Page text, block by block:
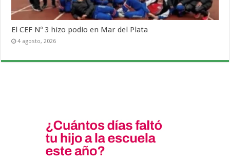
El CEF Nº 3 hizo podio en Mar del Plata
4 agosto, 2026